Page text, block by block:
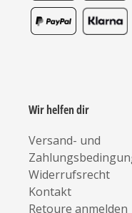
Wir helfen dir
Versand- und
Widerrufsrecht
Kontakt
Retoure anmelden